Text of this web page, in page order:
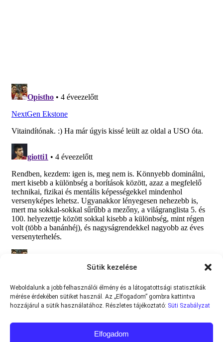
Sütik kezelése
Weboldalunk a jobb felhasználói élmény és a látogatottsági statisztikák
mérése érdekében sütiket használ. Az „Elfogadom” gombra kattintva
hozzájárul a sütik használatához. Részletes tájékoztató: Süti Szabályzat
Elfogadom